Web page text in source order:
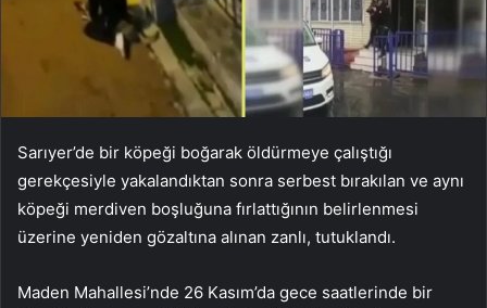
Sarıyer’de bir köpeği boğarak öldürmeye çalıştığı
gerekçesiyle yakalandıktan sonra serbest bırakılan ve aynı
köpeği merdiven boşluğuna fırlattığının belirlenmesi
üzerine yeniden gözaltına alınan zanlı, tutuklandı.
Maden Mahallesi’nde 26 Kasım’da gece saatlerinde bir